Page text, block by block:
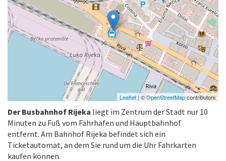
Leaflet | ©OpenStreetMapcontributors
Der Busbahnhof Rijeka liegt im Zentrum der Stadt nur 10
Minuten zu Fuß vom Fährhafen und Hauptbahnhof
entfernt. Am Bahnhof Rijeka befindet sich ein
Ticketautomat, an dem Sie rund um die Uhr Fahrkarten
kaufen können.